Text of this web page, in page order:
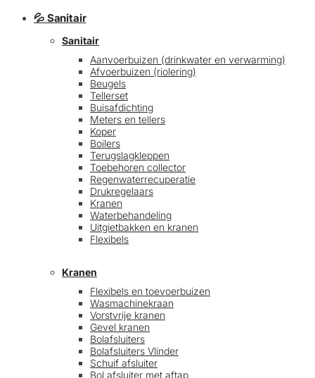
💦 Sanitair
Sanitair
Aanvoerbuizen (drinkwater en verwarming)
Afvoerbuizen (riolering)
Beugels
Tellerset
Buisafdichting
Meters en tellers
Koper
Boilers
Terugslagkleppen
Toebehoren collector
Regenwaterrecuperatie
Drukregelaars
Kranen
Waterbehandeling
Uitgietbakken en kranen
Flexibels
Kranen
Flexibels en toevoerbuizen
Wasmachinekraan
Vorstvrije kranen
Gevel kranen
Bolafsluiters
Bolafsluiters Vlinder
Schuif afsluiter
Bol afsluiter met aftap